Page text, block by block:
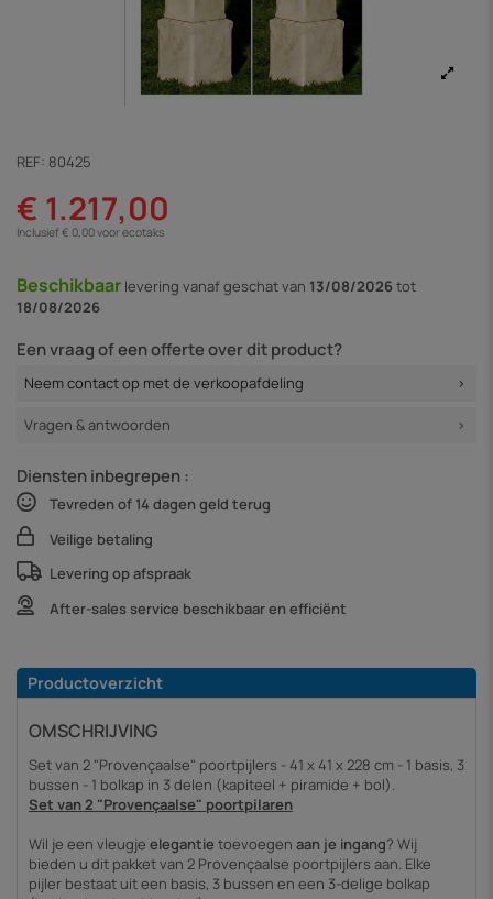
REF: 80425
€ 1.217,00
Inclusief € 0,00 voor ecotaks
Beschikbaar levering vanafgeschat van 13/08/2026tot
18/08/2026
Een vraag of een offerte over dit product?
Neem contact op met de verkoopafdeling
Vragen & antwoorden
Diensten inbegrepen :
Tevreden of 14 dagen geld terug
Veilige betaling
Levering op afspraak
After-sales service beschikbaar en efficiënt
Productoverzicht
OMSCHRIJVING
Set van 2 "Provençaalse" poortpijlers - 41 x 41 x 228 cm - 1 basis, 3
bussen - 1 bolkap in 3 delen (kapiteel + piramide + bol).
Set van 2 "Provençaalse" poortpilaren
Wil je een vleugje elegantie toevoegen aan je ingang? Wij
bieden u dit pakket van 2 Provençaalse poortpijlers aan. Elke
pijler bestaat uit een basis, 3 bussen en een 3-delige bolkap